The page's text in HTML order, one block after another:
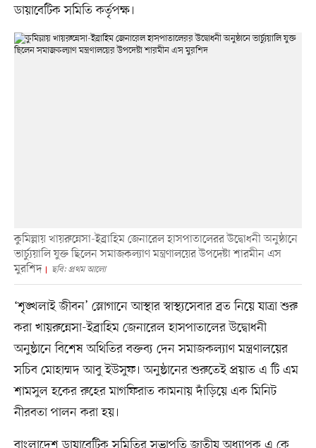
ডায়াবেটিক সমিতি কর্তৃপক্ষ।
কুমিল্লায় খায়রুন্নেসা-ইব্রাহিম জেনারেল হাসপাতালেরর উদ্বোধনী অনুষ্ঠানে
ভার্চ্যুয়ালি যুক্ত ছিলেন সমাজকল্যাণ মন্ত্রণালয়ের উপদেষ্টা শারমীন এস
মুরশিদ
ছবি: প্রথম আলো
‘শৃঙ্খলাই জীবন’ স্লোগানে আস্থার স্বাস্থ্যসেবার ব্রত নিয়ে যাত্রা শুরু
করা খায়রুন্নেসা-ইব্রাহিম জেনারেল হাসপাতালের উদ্বোধনী
অনুষ্ঠানে বিশেষ অথিতির বক্তব্য দেন সমাজকল্যাণ মন্ত্রণালয়ের
সচিব মোহাম্মদ আবু ইউসুফ। অনুষ্ঠানের শুরুতেই প্রয়াত এ টি এম
শামসুল হকের রুহের মাগফিরাত কামনায় দাঁড়িয়ে এক মিনিট
নীরবতা পালন করা হয়।